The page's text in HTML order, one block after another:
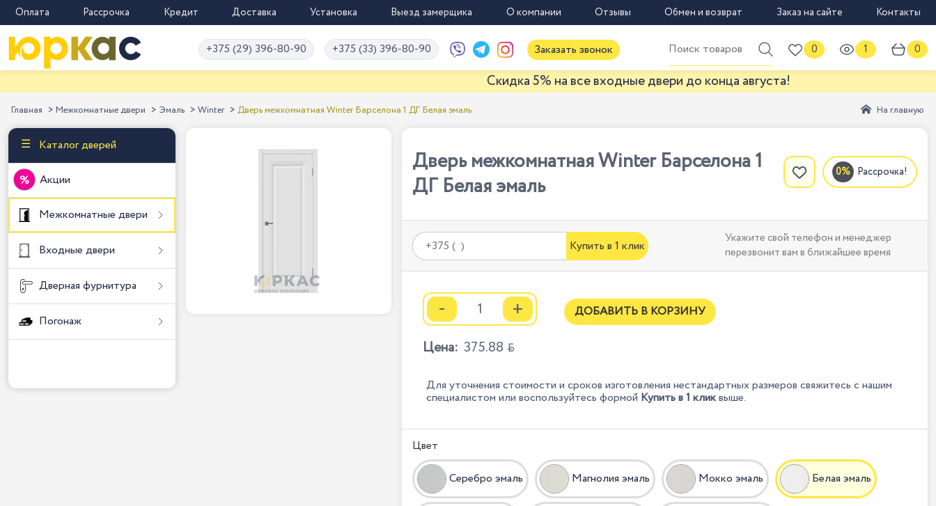
Оплата Рассрочка Кредит Доставка Установка Выезд замерщика О компании Отзывы Обмен и возврат Заказ на сайте Контакты
+375 (29) 396-80-90 +375 (33) 396-80-90 Заказать звонок 0 1 0
Скидка 5% на все входные двери до конца августа!
Главная Межкомнатные двери Эмаль Winter Дверь межкомнатная Winter Барселона 1 ДГ Белая эмаль На главную
Каталог дверей
Акции
Межкомнатные двери
Входные двери
Дверная фурнитура
Погонаж
Дверь межкомнатная Winter Барселона 1
ДГ Белая эмаль
Рассрочка!
Купить в 1 клик
Укажите свой телефон и менеджер
перезвонит вам в ближайшее время
- +
Цена: 375.88 
ДОБАВИТЬ В КОРЗИНУ
Для уточнения стоимости и сроков изготовления нестандартных размеров свяжитесь с нашим
специалистом или воспользуйтесь формой Купить в 1 кликвыше.
Цвет
Серебро эмаль Магнолия эмаль Мокко эмаль Белая эмаль